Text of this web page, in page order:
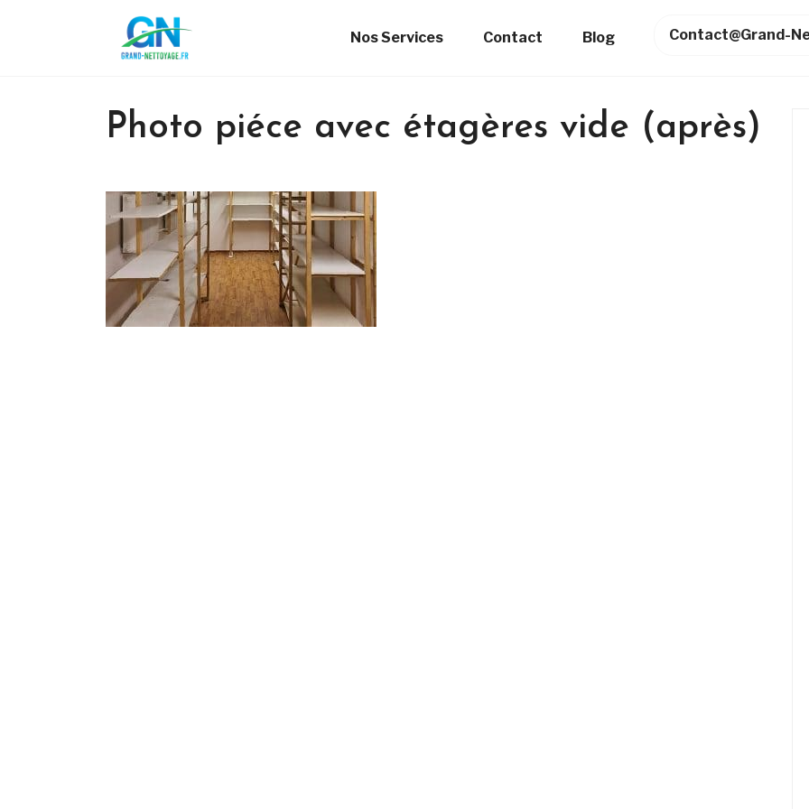
Nos Services Contact Blog Contact@grand-
Photo piéce avec étagères vide (après)